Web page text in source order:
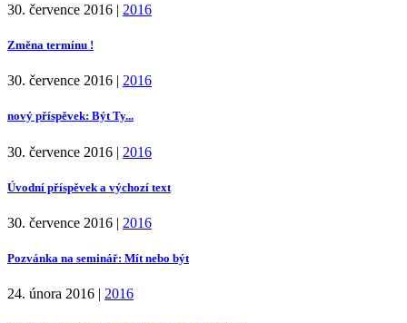
30. července 2016 | 2016
Změna termínu !
30. července 2016 | 2016
nový příspěvek: Být Ty...
30. července 2016 | 2016
Úvodní příspěvek a výchozí text
30. července 2016 | 2016
Pozvánka na seminář: Mít nebo být
24. února 2016 | 2016